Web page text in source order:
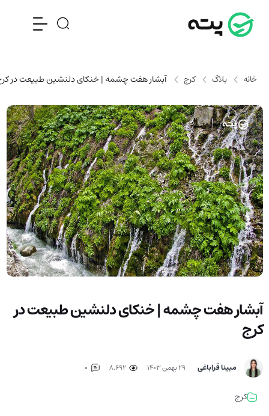
خانه بلاگ کرج آبشار هفت چشمه | خنکای دلنشین طبیعت در
آبشار هفت چشمه | خنکای دلنشین طبیعت در
کرج
مبینا قراباغی ۲۹ بهمن ۱۴۰۳ 8,692
کرج